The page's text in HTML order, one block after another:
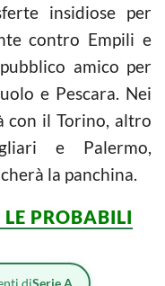
insidiose per
contro Empili e
amico per
e Pescara. Nei
con il Torino, altro
e Palermo,
la panchina.
PROBABILI
diSerie A